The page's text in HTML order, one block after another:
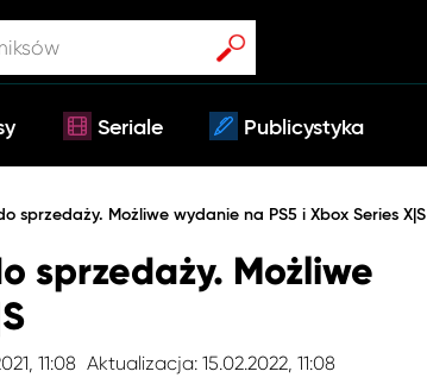
Seriale Publicystyka
sprzedaży. Możliwe wydanie na PS5 i Xbox Series X|S
sprzedaży. Możliwe
11:08 Aktualizacja: 15.02.2022, 11:08